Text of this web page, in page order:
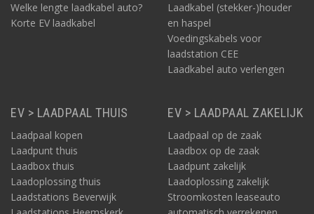
Welke lengte laadkabel auto?
Korte EV laadkabel
Laadkabel (stekker-)houder
en haspel
Voedingskabels voor
laadstation CEE
Laadkabel auto verlengen
EV > LAADPAAL THUIS
Laadpaal kopen
Laadpunt thuis
Laadbox thuis
Laadoplossing thuis
Laadstations Beverwijk
EV > LAADPAAL ZAKELIJK
Laadpaal op de zaak
Laadbox op de zaak
Laadpunt zakelijk
Laadoplossing zakelijk
Stroomkosten leaseauto